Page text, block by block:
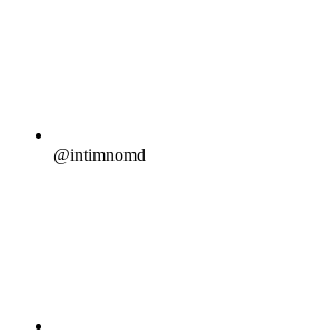
@intimnomd